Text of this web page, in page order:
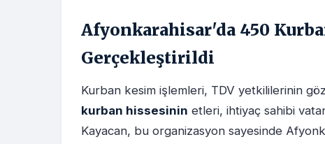
Afyonkarahisar'da 450
Gerçekleştirildi
Kurban kesim işlemleri, TDV yetkililerinin
kurban hissesinin etleri, ihtiyaç sahibi
Kayacan, bu organizasyon sayesinde